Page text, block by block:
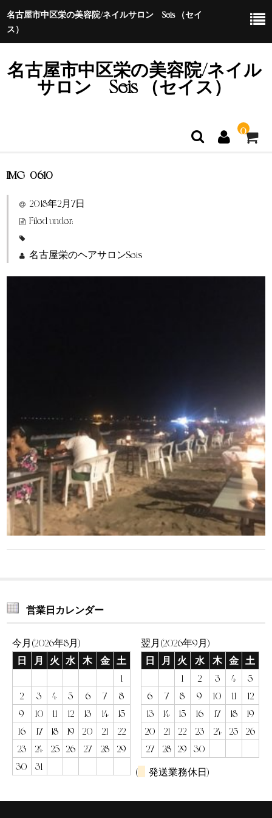
名古屋市中区栄の美容院/ネイルサロン Seis （セイ
ス）
名古屋市中区栄の美容院/ネイル
サロン Seis （セイス）
0
ホーム
特定商取引法に基づく表示
IMG_0610
2018年2月7日
Filed under:
名古屋栄のヘアサロンSeis
営業日カレンダー
今月(2026年8月)
日
月 火 水 木 金
土
1
2
3 4 5 6 7
8
9
10 11 12 13 14
15
16
17 18 19 20 21
22
23
24 25 26 27 28
29
30
31
翌月(2026年9月)
日
月 火 水 木 金
土
1
2 3 4
5
6
7 8 9 10 11
12
13
14 15 16 17 18
19
20
21 22 23 24 25
26
27
28 29
30
(
発送業務休日)